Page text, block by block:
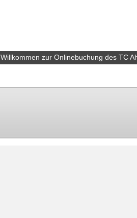
Willkommen zur Onlinebuchung des TC